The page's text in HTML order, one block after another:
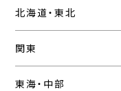
北海道・東北
関東
東海・中部